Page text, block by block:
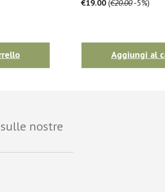
€19.00 (€20.00-5%)
Aggiungi al
nostre